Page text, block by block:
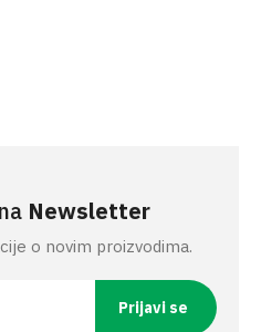
Newsletter
o novim proizvodima.